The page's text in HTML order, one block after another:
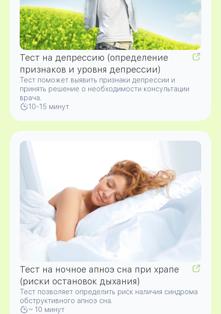
Тест на депрессию (определение
признаков и уровня депрессии)
Тест поможет выявить признаки депрессии и
принять решение о необходимости консультации
врача.
10-15 минут
Тест на ночное апноэ сна при храпе
(риски остановок дыхания)
Тест позволяет определить риск наличия синдрома
обструктивного апноэ сна.
~ 10 минут